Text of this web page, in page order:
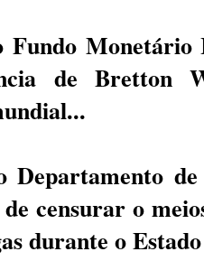
Fundo
de Bretton
Departamento
censurar o
durante o